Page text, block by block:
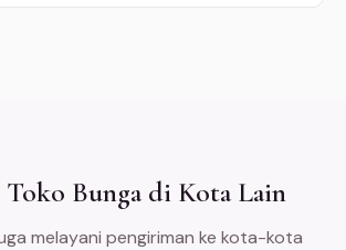
Toko Bunga di Kota Lain
melayani pengiriman ke kota-kota